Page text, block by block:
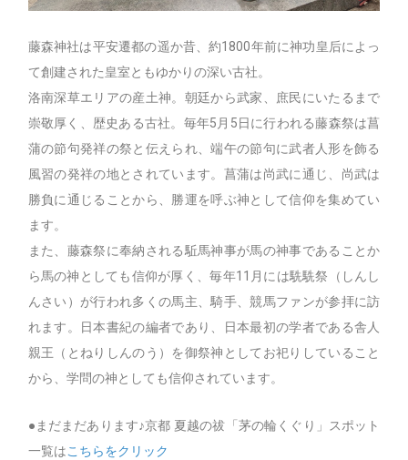
藤森神社は平安遷都の遥か昔、約1800年前に神功皇后によっ
て創建された皇室ともゆかりの深い古社。
洛南深草エリアの産土神。朝廷から武家、庶民にいたるまで
崇敬厚く、歴史ある古社。毎年5月5日に行われる藤森祭は菖
蒲の節句発祥の祭と伝えられ、端午の節句に武者人形を飾る
風習の発祥の地とされています。菖蒲は尚武に通じ、尚武は
勝負に通じることから、勝運を呼ぶ神として信仰を集めてい
ます。
また、藤森祭に奉納される駈馬神事が馬の神事であることか
ら馬の神としても信仰が厚く、毎年11月には駪駪祭（しんし
んさい）が行われ多くの馬主、騎手、競馬ファンが参拝に訪
れます。日本書紀の編者であり、日本最初の学者である舎人
親王（とねりしんのう）を御祭神としてお祀りしていること
から、学問の神としても信仰されています。
●まだまだあります♪京都 夏越の祓「茅の輪くぐり」スポット
一覧はこちらをクリック